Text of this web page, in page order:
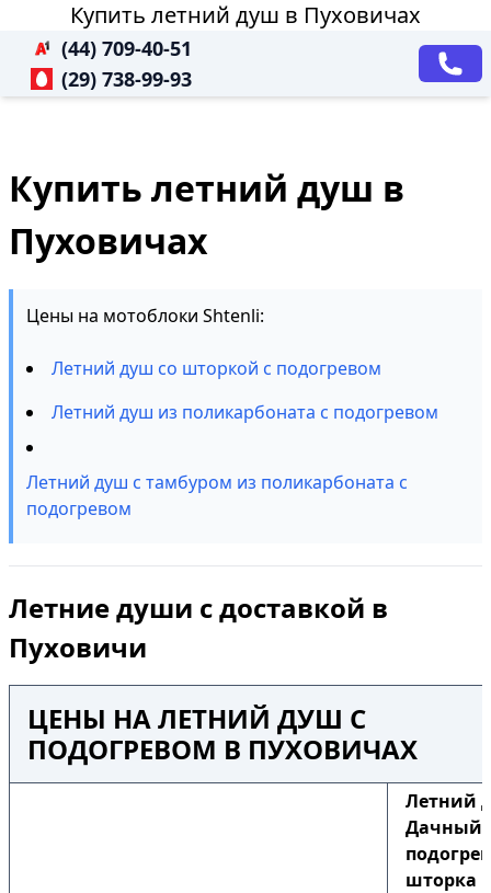
Купить летний душ в Пуховичах
(44) 709-40-51
(29) 738-99-93
Купить летний душ в
Пуховичах
Цены на мотоблоки Shtenli:
Летний душ со шторкой с подогревом
Летний душ из поликарбоната с подогревом
Летний душ с тамбуром из поликарбоната с
подогревом
Летние души с доставкой в
Пуховичи
ЦЕНЫ НА ЛЕТНИЙ ДУШ С
ПОДОГРЕВОМ В ПУХОВИЧАХ
Летний
Дачный
шторка